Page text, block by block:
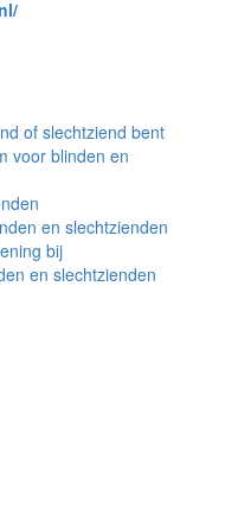
of slechtziend bent
voor blinden en
en slechtzienden
bij
en slechtzienden